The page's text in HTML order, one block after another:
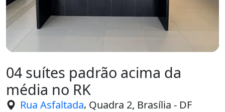
04 suítes padrão acima da
média no RK
Rua Asfaltada, Quadra 2, Brasília - DF